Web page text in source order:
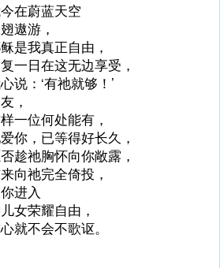
在蔚蓝天空
遨游，
是我真正自由，
一日在这无边享受，
说：‘有祂就够！’
，
一位何处能有，
你，已等得好长久，
趁祂胸怀向你敞露，
向祂完全倚投，
进入
女荣耀自由，
就不会不歌讴。